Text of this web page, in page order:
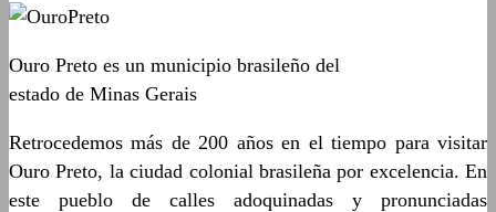
Ouro Preto es un municipio brasileño del
estado de Minas Gerais
Retrocedemos más de 200 años en el tiempo para visitar
Ouro Preto, la ciudad colonial brasileña por excelencia. En
este pueblo de calles adoquinadas y pronunciadas